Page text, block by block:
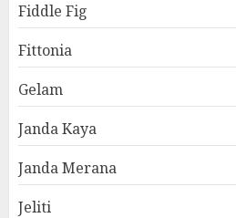
Fiddle Fig
Fittonia
Gelam
Janda Kaya
Janda Merana
Jeliti